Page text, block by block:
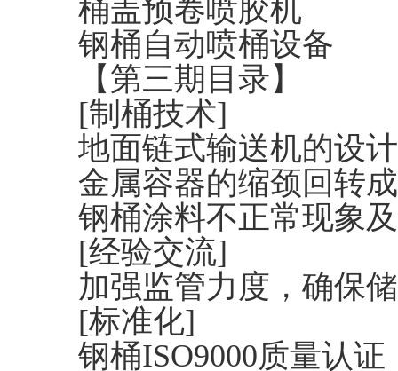
桶盖预卷喷胶机
钢桶自动喷桶设备
【第三期目录】
[制桶技术]
地面链式输送机的设
金属容器的缩颈回转
钢桶涂料不正常现象
[经验交流]
加强监管力度，确保
[标准化]
钢桶ISO9000质量认